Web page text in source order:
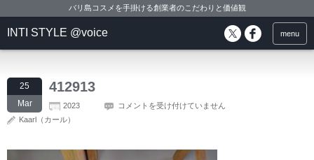
バリ島コスメを手掛ける創業者のこだわりと価値観
INTI STYLE @voice menu
25
Mar
412913
2023
コメントを受け付けていません
Kaarl（カール）